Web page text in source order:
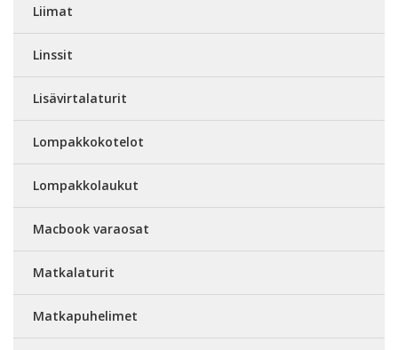
Liimat
Linssit
Lisävirtalaturit
Lompakkokotelot
Lompakkolaukut
Macbook varaosat
Matkalaturit
Matkapuhelimet